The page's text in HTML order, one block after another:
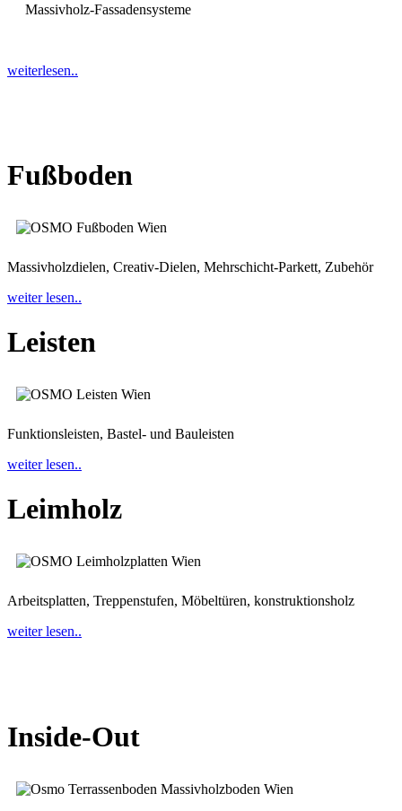
Massivholz-Fassadensysteme
weiterlesen..
Fußboden
Massivholzdielen, Creativ-Dielen, Mehrschicht-Parkett, Zubehör
weiter lesen..
Leisten
Funktionsleisten, Bastel- und Bauleisten
weiter lesen..
Leimholz
Arbeitsplatten, Treppenstufen, Möbeltüren, konstruktionsholz
weiter lesen..
Inside-Out